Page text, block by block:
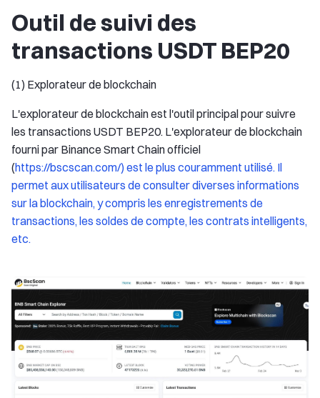
Outil de suivi des
transactions USDT BEP20
(1) Explorateur de blockchain
L'explorateur de blockchain est l'outil principal pour suivre
les transactions USDT BEP20. L'explorateur de blockchain
fourni par Binance Smart Chain officiel
(https://bscscan.com/) est le plus couramment utilisé. Il
permet aux utilisateurs de consulter diverses informations
sur la blockchain, y compris les enregistrements de
transactions, les soldes de compte, les contrats intelligents,
etc.